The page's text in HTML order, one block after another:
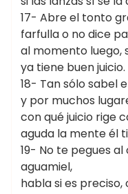
17- Abre el tonto
farfulla o no dice
al momento luego,
ya tiene buen juicio.
18- Tan sólo sabel
y por muchos
con qué juicio rige
aguda la mente él
19- No te pegues
aguamiel,
habla si es preciso,